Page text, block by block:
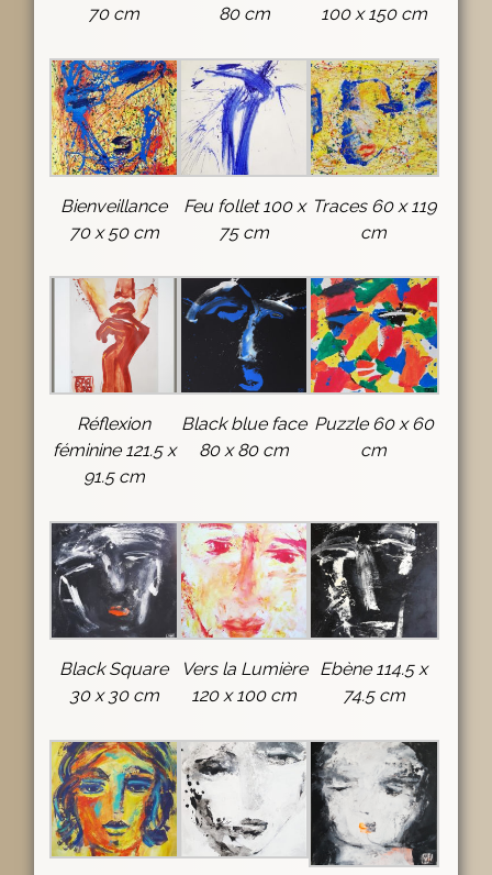
70 cm
80 cm
100 x 150 cm
Bienveillance
70 x 50 cm
Feu follet 100 x
75 cm
Traces 60 x 119
cm
Réflexion
féminine 121.5 x
91.5 cm
Black blue face
80 x 80 cm
Puzzle 60 x 60
cm
Black Square
30 x 30 cm
Vers la Lumière
120 x 100 cm
Ebène 114.5 x
74.5 cm